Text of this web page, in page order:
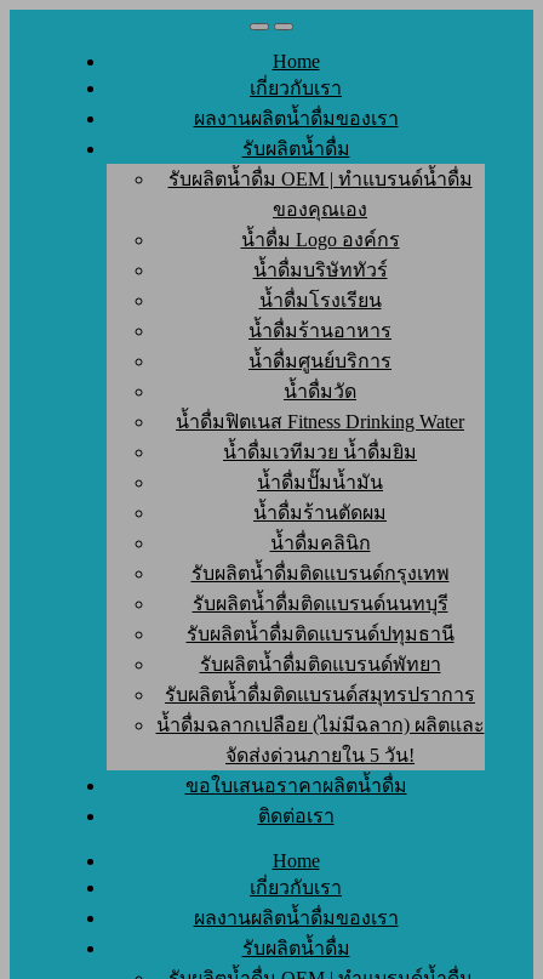
Home
เกี่ยวกับเรา
ผลงานผลิตน้ำดื่มของเรา
รับผลิตน้ำดื่ม
รับผลิตน้ำดื่ม OEM | ทำแบรนด์น้ำดื่ม
ของคุณเอง
น้ำดื่ม Logo องค์กร
น้ำดื่มบริษัททัวร์
น้ำดื่มโรงเรียน
น้ำดื่มร้านอาหาร
น้ำดื่มศูนย์บริการ
น้ำดื่มวัด
น้ำดื่มฟิตเนส Fitness Drinking Water
น้ำดื่มเวทีมวย น้ำดื่มยิม
น้ำดื่มปั๊มน้ำมัน
น้ำดื่มร้านตัดผม
น้ำดื่มคลินิก
รับผลิตน้ำดื่มติดแบรนด์กรุงเทพ
รับผลิตน้ำดื่มติดแบรนด์นนทบุรี
รับผลิตน้ำดื่มติดแบรนด์ปทุมธานี
รับผลิตน้ำดื่มติดแบรนด์พัทยา
รับผลิตน้ำดื่มติดแบรนด์สมุทรปราการ
น้ำดื่มฉลากเปลือย (ไม่มีฉลาก) ผลิตและ
จัดส่งด่วนภายใน 5 วัน!
ขอใบเสนอราคาผลิตน้ำดื่ม
ติดต่อเรา
Home
เกี่ยวกับเรา
ผลงานผลิตน้ำดื่มของเรา
รับผลิตน้ำดื่ม